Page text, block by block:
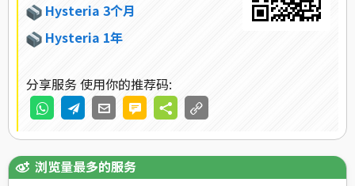
Hysteria 3个月
Hysteria 1年
分享服务 使用你的推荐码:
浏览量最多的服务